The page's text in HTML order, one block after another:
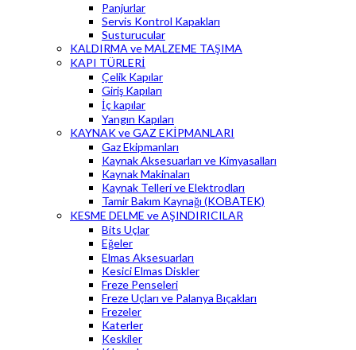
Panjurlar
Servis Kontrol Kapakları
Susturucular
KALDIRMA ve MALZEME TAŞIMA
KAPI TÜRLERİ
Çelik Kapılar
Giriş Kapıları
İç kapılar
Yangın Kapıları
KAYNAK ve GAZ EKİPMANLARI
Gaz Ekipmanları
Kaynak Aksesuarları ve Kimyasalları
Kaynak Makinaları
Kaynak Telleri ve Elektrodları
Tamir Bakım Kaynağı (KOBATEK)
KESME DELME ve AŞINDIRICILAR
Bits Uçlar
Eğeler
Elmas Aksesuarları
Kesici Elmas Diskler
Freze Penseleri
Freze Uçları ve Palanya Bıçakları
Frezeler
Katerler
Keskiler